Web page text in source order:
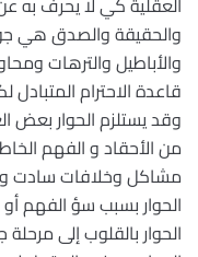
والحقيقة والصدق هي
والأباطيل والترهات
قاعدة الاحترام
وقد يستلزم الحوار بعض
من الأحقاد و الفهم
مشاكل وخلافات سادت
الحوار بسبب سؤ الفهم
الحوار بالقلوب إلى